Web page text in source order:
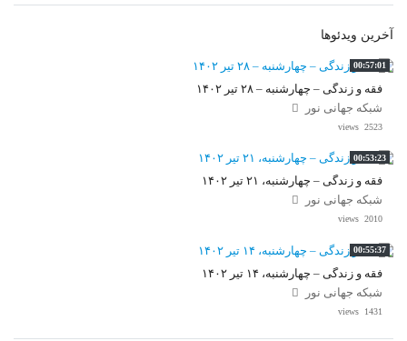
آخرین ویدئوها
00:57:01
فقه و زندگی – چهارشنبه – ۲۸ تیر ۱۴۰۲
شبکه جهانی نور
2523 views
00:53:23
فقه و زندگی – چهارشنبه، ۲۱ تیر ۱۴۰۲
شبکه جهانی نور
2010 views
00:55:37
فقه و زندگی – چهارشنبه، ۱۴ تیر ۱۴۰۲
شبکه جهانی نور
1431 views